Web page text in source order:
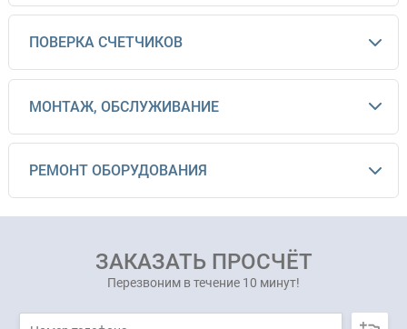
ПОВЕРКА СЧЕТЧИКОВ
МОНТАЖ, ОБСЛУЖИВАНИЕ
РЕМОНТ ОБОРУДОВАНИЯ
ЗАКАЗАТЬ ПРОСЧЁТ
Перезвоним в течение 10 минут!